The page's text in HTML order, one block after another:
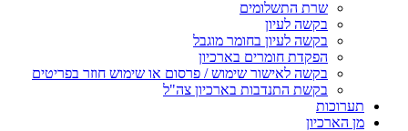
שרת התשלומים
בקשה לעיון
בקשה לעיון בחומר מוגבל
הפקדת חומרים בארכיון
בקשה לאישור שימוש / פרסום או שימוש חוזר בפריטים
בקשת התנדבות בארכיון צה"ל
תערוכות
מן הארכיון